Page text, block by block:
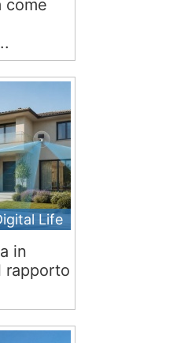
come
Life
in
rapporto